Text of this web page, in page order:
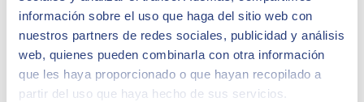
información sobre el uso que haga del sitio web con
nuestros partners de redes sociales, publicidad y análisis
web, quienes pueden combinarla con otra información
que les haya proporcionado o que hayan recopilado a
partir del uso que haya hecho de sus servicios.